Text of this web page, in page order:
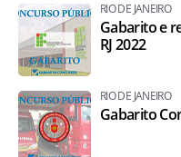
RIO DE JANEIRO
Gabarito e
RJ 2022
RIO DE JANEIRO
Gabarito